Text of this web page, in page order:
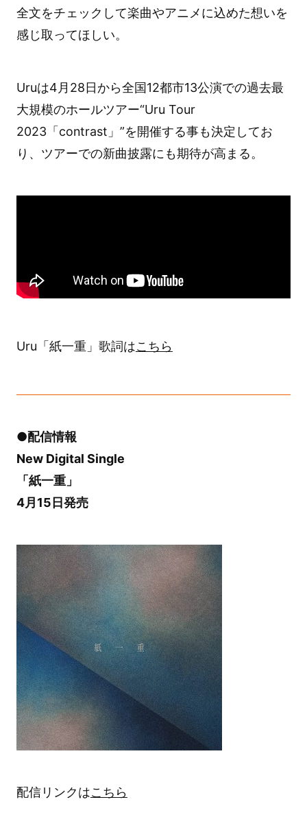
全文をチェックして楽曲やアニメに込めた想いを
感じ取ってほしい。
Uruは4月28日から全国12都市13公演での過去最
大規模のホールツアー“Uru Tour
2023「contrast」”を開催する事も決定してお
り、ツアーでの新曲披露にも期待が高まる。
Uru「紙一重」歌詞はこちら
●配信情報
New Digital Single
「紙一重」
4月15日発売
配信リンクはこちら